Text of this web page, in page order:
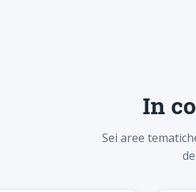
In
Sei aree